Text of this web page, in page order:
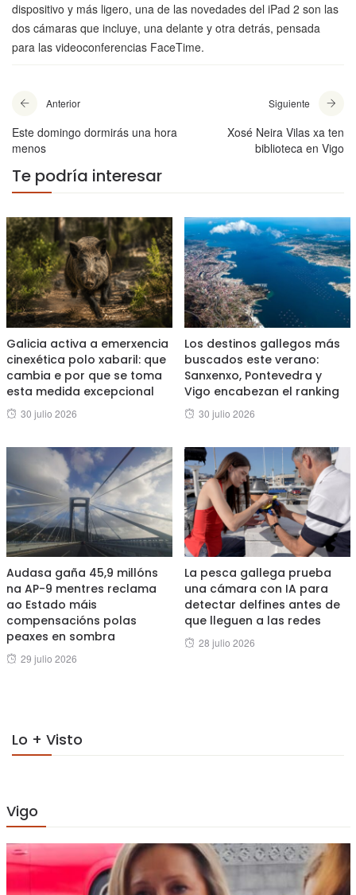
dispositivo y más ligero, una de las novedades del iPad 2 son las
dos cámaras que incluye, una delante y otra detrás, pensada
para las videoconferencias FaceTime.
Anterior
Este domingo dormirás una hora
menos
Siguiente
Xosé Neira Vilas xa ten
biblioteca en Vigo
Te podría interesar
Galicia activa a emerxencia
cinexética polo xabaril: que
cambia e por que se toma
esta medida excepcional
Posted
30 julio 2026
Los destinos gallegos más
buscados este verano:
Sanxenxo, Pontevedra y
Vigo encabezan el ranking
Posted
30 julio 2026
Audasa gaña 45,9 millóns
na AP-9 mentres reclama
ao Estado máis
compensacións polas
peaxes en sombra
Posted
29 julio 2026
La pesca gallega prueba
una cámara con IA para
detectar delfines antes de
que lleguen a las redes
Posted
28 julio 2026
Lo + Visto
Vigo